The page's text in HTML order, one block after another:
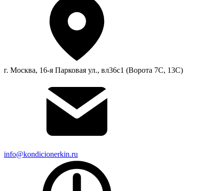
г. Москва, 16-я Парковая ул., вл36с1 (Ворота 7С, 13С)
info@kondicionerkin.ru